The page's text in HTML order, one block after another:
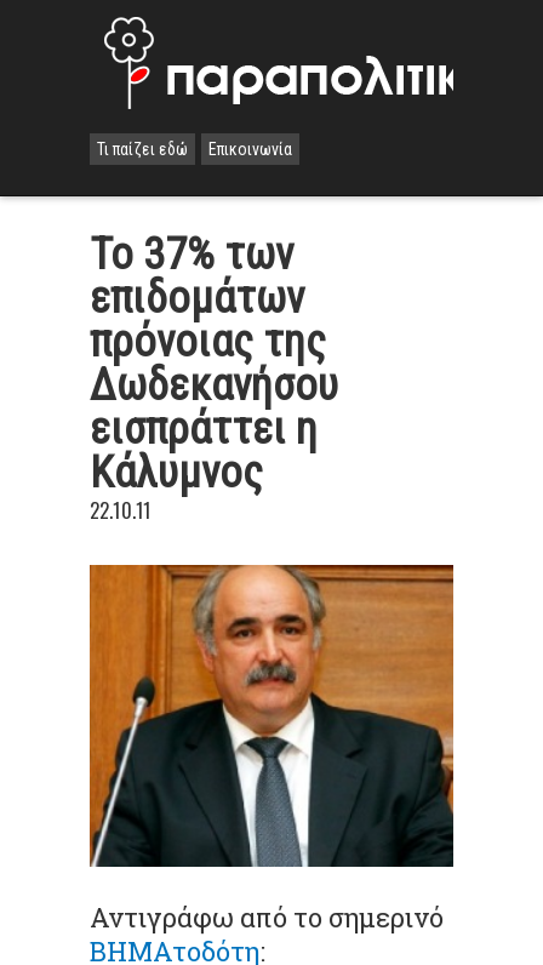
Τι παίζει εδώ Επικοινωνία
Το 37% των
επιδομάτων
πρόνοιας της
Δωδεκανήσου
εισπράττει η
Κάλυμνος
22.10.11
Αντιγράφω από το σημερινό
ΒΗΜΑτοδότη: